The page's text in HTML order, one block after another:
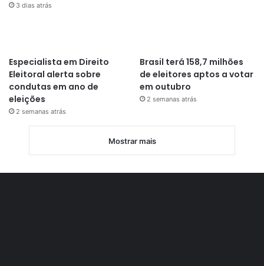
3 dias atrás
Especialista em Direito
Eleitoral alerta sobre
condutas em ano de
eleições
2 semanas atrás
Brasil terá 158,7 milhões
de eleitores aptos a votar
em outubro
2 semanas atrás
Mostrar mais